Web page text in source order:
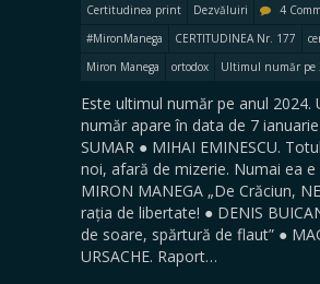
Certitudinea print
Dezvăluiri
4
#MironManega
CERTITUDINEA Nr. 177
Miron Manega
ortodox Ultimul număr pe
Este ultimul număr pe anul 2024.
număr apare în data de 7
SUMAR ● MIHAI EMINESCU.
noi, afară de mizerie. Numai ea
MIRON MANEGA „De Crăciun,
rația de libertate! ● DENIS
de soare, spărtură de flaut” ●
URSACHE. Raport…